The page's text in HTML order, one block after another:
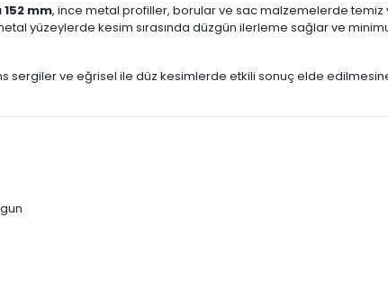
152 mm, ince metal profiller, borular ve sac malzemelerde temiz
yüzeylerde kesim sırasında düzgün ilerleme sağlar ve
sergiler ve eğrisel ile düz kesimlerde etkili sonuç elde